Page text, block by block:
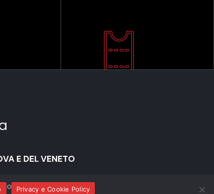
E DEL VENETO
Privacy e Cookie Policy